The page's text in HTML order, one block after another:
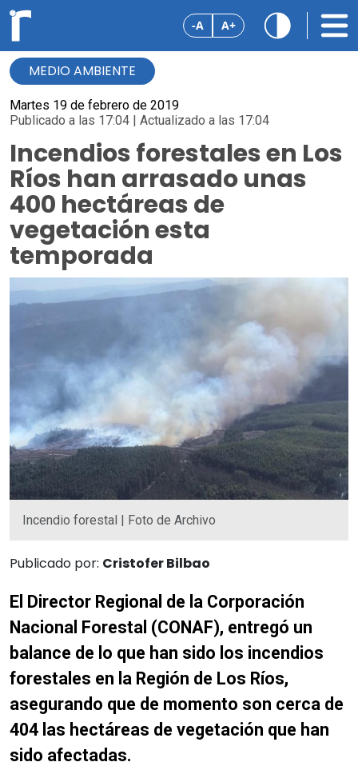
-A A+
MEDIO AMBIENTE
Martes 19 de febrero de 2019
Publicado a las 17:04 | Actualizado a las 17:04
Incendios forestales en Los
Ríos han arrasado unas
400 hectáreas de
vegetación esta
temporada
Incendio forestal | Foto de Archivo
Publicado por: Cristofer Bilbao
El Director Regional de la Corporación
Nacional Forestal (CONAF), entregó un
balance de lo que han sido los incendios
forestales en la Región de Los Ríos,
asegurando que de momento son cerca de
404 las hectáreas de vegetación que han
sido afectadas.